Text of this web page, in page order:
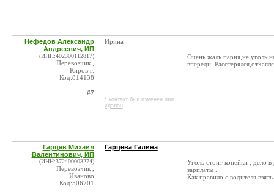
Нефедов Александр
Андреевич, ИП
(ИНН:402300112817)
Перевозчик ,
Киров г.
Код:814138
#7
Ирина
* контакт был изменен или
удален
Очень жаль парня,не
впереди
Гарцев Михаил
Валентинович, ИП
(ИНН:372400003274)
Перевозчик ,
Иваново
Код:506701
Гарцева Галина
Уголь стоит копейки , дело
зарплаты .
Как правило с водителя